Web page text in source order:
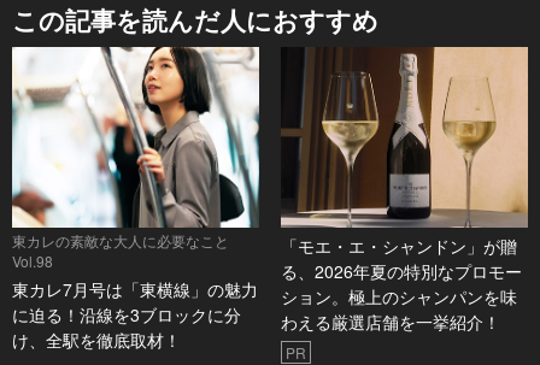
この記事を読んだ人におすすめ
東カレの素敵な大人に必要なこと
Vol.98
東カレ7月号は「東横線」の魅力
に迫る！沿線を3ブロックに分
け、全駅を徹底取材！
「モエ・エ・シャンドン」が贈
る、2026年夏の特別なプロモー
ション。極上のシャンパンを味
わえる厳選店舗を一挙紹介！
PR